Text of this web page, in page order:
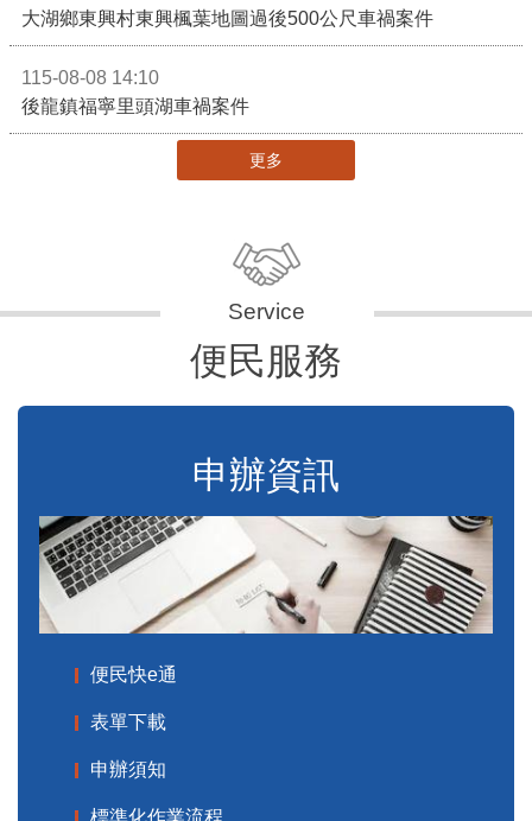
大湖鄉東興村東興楓葉地圖過後500公尺車禍案件
115-08-08 14:10
後龍鎮福寧里頭湖車禍案件
更多
便民服務
申辦資訊
便民快e通
表單下載
申辦須知
標準化作業流程